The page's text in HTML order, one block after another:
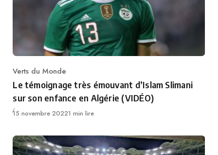
Category
Verts du Monde
Le témoignage très émouvant d’Islam Slimani
sur son enfance en Algérie (VIDÉO)
Publié
15 novembre 20221 min lire